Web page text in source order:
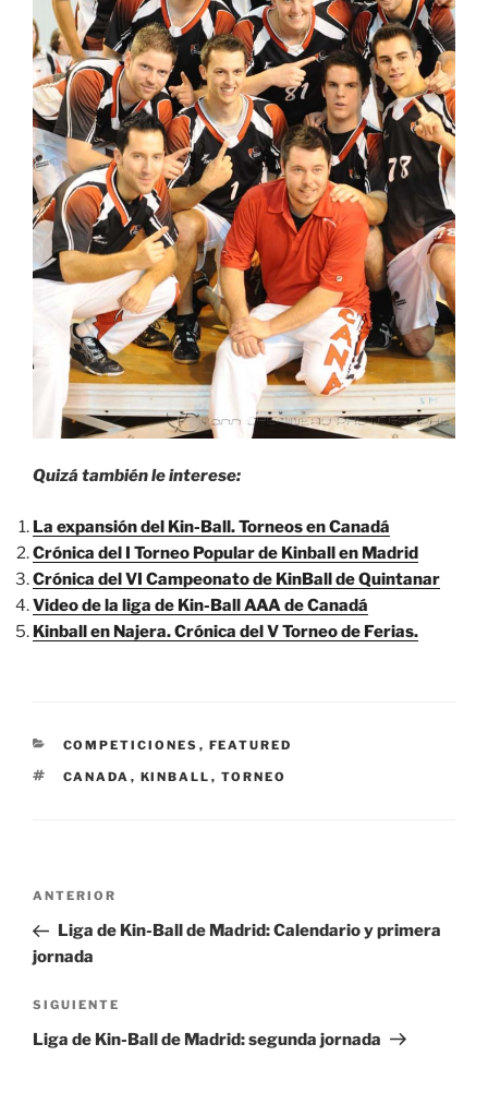
Quizá también le interese:
La expansión del Kin-Ball. Torneos en Canadá
Crónica del I Torneo Popular de Kinball en Madrid
Crónica del VI Campeonato de KinBall de Quintanar
Video de la liga de Kin-Ball AAA de Canadá
Kinball en Najera. Crónica del V Torneo de Ferias.
CATEGORÍAS
COMPETICIONES , FEATURED
ETIQUETAS
CANADA , KINBALL , TORNEO
Navegación
entradas
Entrada
anterior:
ANTERIOR
Liga de Kin-Ball de Madrid: Calendario y primera
jornada
Siguiente
entrada
SIGUIENTE
Liga de Kin-Ball de Madrid: segunda jornada